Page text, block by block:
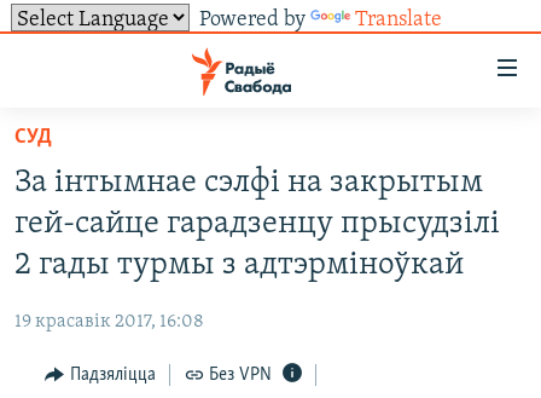
Powered by Translate
ўнівэрсальнага
доступу
Перайсьці
да
галоўнага
зьместу
да
навігацыі
ПАЛІТЫКА
ЭКАНОМІКА
ГІСТОРЫЯ НА СВАБОДЗЕ
ПАДКАСТЫ
СУВЯЗЬ
ПАДЗЯЛІЦЦА ІНФАРМАЦЫЯЙ
RSS
ПАДКАСТЫ
СУД
За інтымнае сэлфі на закрытым
гей-сайце гарадзенцу прысудзілі
2 гады турмы з адтэрміноўкай
19 красавік 2017, 16:08
Падзяліцца Без VPN